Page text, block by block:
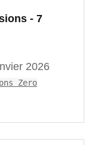
- 7
2026
Zero